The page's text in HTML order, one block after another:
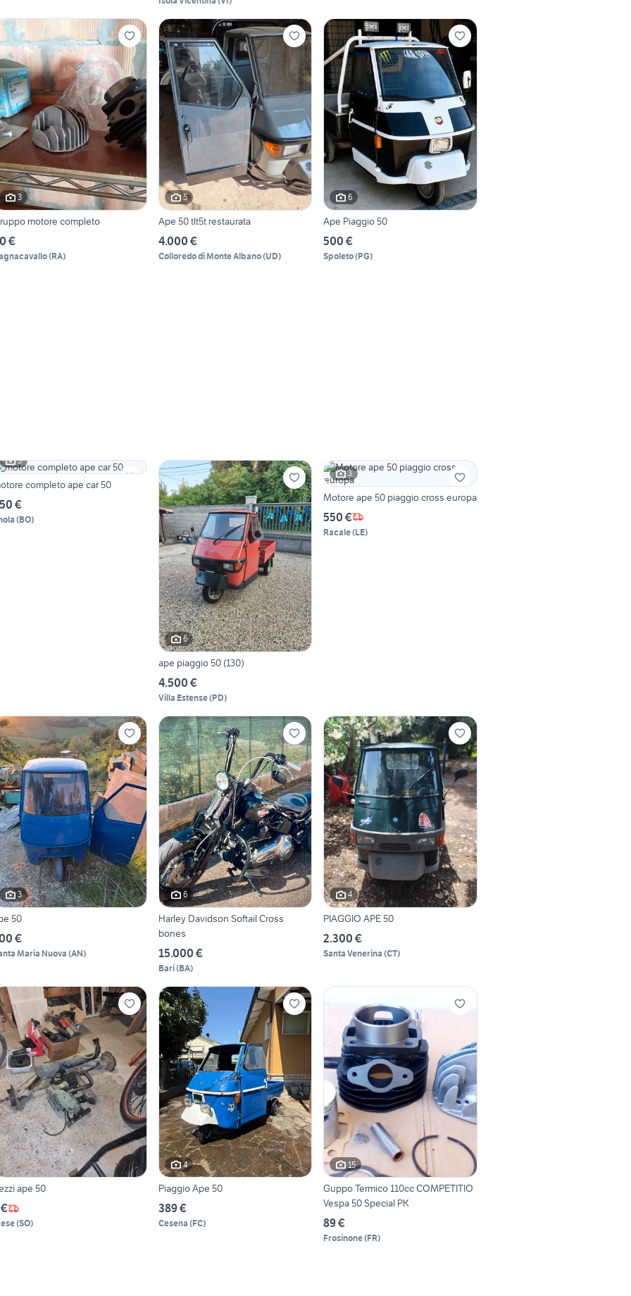
3
motore completo
€
(RA)
5
Ape 50 tlt5t restaurata
4.000 €
Colloredo di Monte Albano(UD)
6
Ape Piaggio 50
500 €
Spoleto(PG)
5
completo ape car 50
€
(BO)
6
ape piaggio 50 (130)
4.500 €
Villa Estense(PD)
3
Motore ape 50 piaggio cross europa
550 €
Racale(LE)
3
50
€
Maria Nuova (AN)
6
Harley Davidson Softail Cross
bones
15.000 €
Bari(BA)
4
PIAGGIO APE 50
2.300 €
Santa Venerina (CT)
ape 50
(SO)
4
Piaggio Ape 50
389 €
Cesena (FC)
15
Guppo Termico 110cc COMPETITIO
Vespa 50 Special PK
89 €
Frosinone(FR)